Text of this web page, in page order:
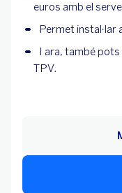
euros amb el
Permet instal·lar
I ara, també
TPV.